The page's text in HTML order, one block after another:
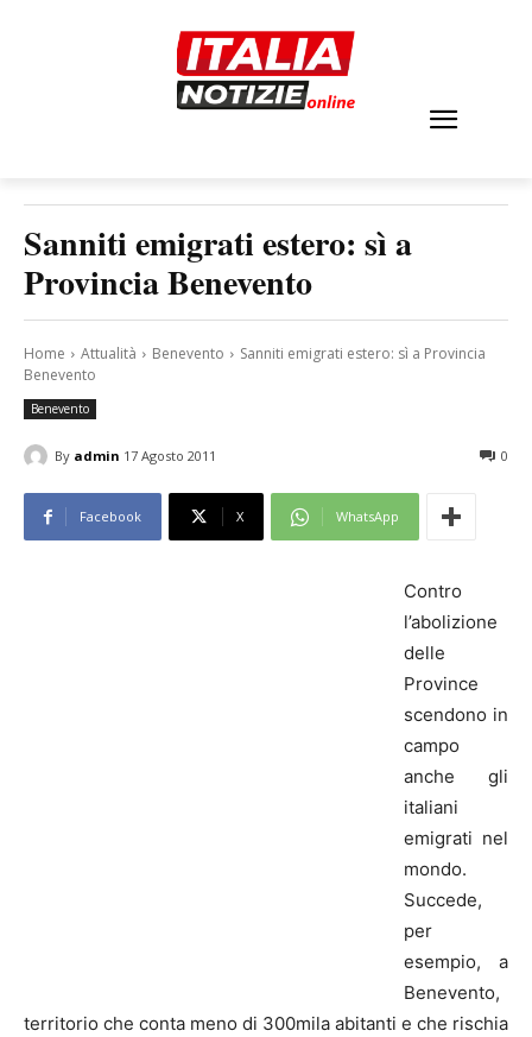
Sanniti emigrati estero: sì a
Provincia Benevento
Home Attualità Benevento
Sanniti emigrati estero: sì a Provincia
Benevento
Benevento
By admin 17 Agosto 2011 0
Facebook X WhatsApp
Contro
l’abolizione
delle
Province
scendono in
campo
anche gli
italiani
emigrati nel
mondo.
Succede,
per
esempio, a
Benevento,
territorio che conta meno di 300mila abitanti e che rischia